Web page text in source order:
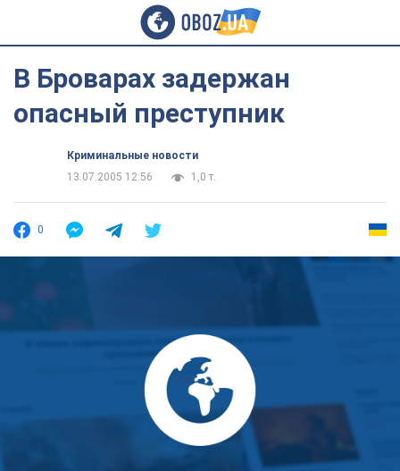
В Броварах задержан
опасный преступник
Криминальные новости
13.07.2005 12:56
1,0 т.
0